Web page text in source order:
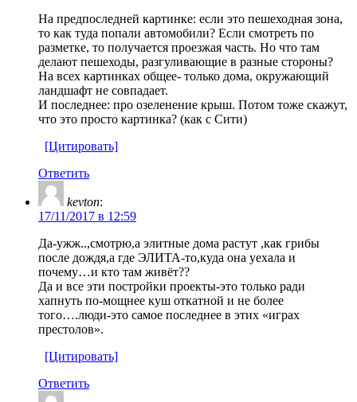
На предпоследней картинке: если это пешеходная зона,
то как туда попали автомобили? Если смотреть по
разметке, то получается проезжая часть. Но что там
делают пешеходы, разгуливающие в разные стороны?
На всех картинках общее- только дома, окружающий
ландшафт не совпадает.
И последнее: про озеленение крыш. Потом тоже скажут,
что это просто картинка? (как с Сити)
[Цитировать]
Ответить
kevton:
17/11/2017 в 12:59
Да-ужж..,смотрю,а элитные дома растут ,как грибы
после дождя,а где ЭЛИТА-то,куда она уехала и
почему…и кто там живёт??
Да и все эти постройки проекты-это только ради
хапнуть по-мощнее куш откатной и не более
того….люди-это самое последнее в этих «играх
престолов».
[Цитировать]
Ответить